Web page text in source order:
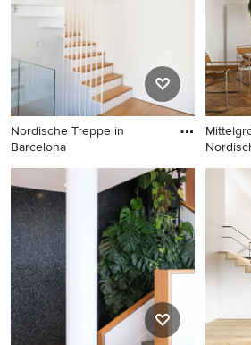
Nordische Treppe in
Barcelona
Nordische Treppe in
Barcelona